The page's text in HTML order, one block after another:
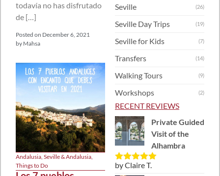
todavía no has disfrutado
de […]
Posted on December 6, 2021
by Mahsa
Andalusia Seville & Andalusia
Things to Do
Seville (26)
Seville Day Trips (19)
Seville for Kids (7)
Transfers (14)
Walking Tours (9)
Workshops (2)
RECENT REVIEWS
Private Guided
Visit of the
Alhambra
Rated5out
by Claire T.